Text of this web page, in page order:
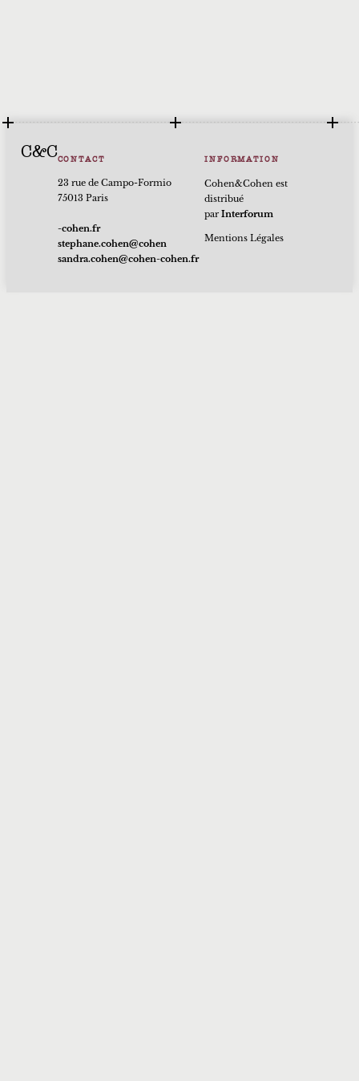
C&CCONTACT
23 rue de Campo-Formio
75013 Paris
rf.nehoc-
nehoc@nehoc.enahpets
rf.nehoc-nehoc@nehoc.ardnas
INFORMATION
Cohen&Cohen est
distribué
parInterforum
Mentions Légales